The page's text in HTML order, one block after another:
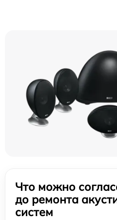
Что можно
до ремонта
систем